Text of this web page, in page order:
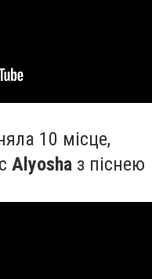
10 місце,
Alyosha з піснею